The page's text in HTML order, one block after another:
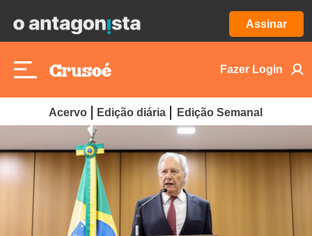
Assinar
Fazer Login
Acervo Edição diária Edição Semanal